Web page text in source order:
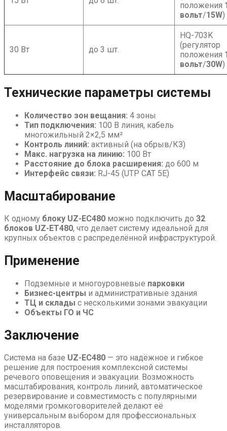
положения
вольт/15W)
30 Вт до 3 шт.
HQ-703K
(регулятор
положения
вольт/30W)
Технические параметры системы
Количество зон вещания: 4 зоны
Тип подключения: 100 В линия, кабель
многожильный 2×2,5 мм²
Контроль линий: активный (на обрыв/КЗ)
Макс. нагрузка на линию: 100 Вт
Расстояние до блока расширения: до 600 м
Интерфейс связи: RJ-45 (UTP CAT 5E)
Масштабирование
К одному блоку UZ-EC480 можно подключить до 32
блоков UZ-ET480, что делает систему идеальной для
крупных объектов с распределённой инфраструктурой.
Применение
Подземные и многоуровневые парковки
Бизнес-центры и административные здания
ТЦ и склады с несколькими зонами эвакуации
Объекты ГО и ЧС
Заключение
Система на базе UZ-EC480 — это надёжное и гибкое
решение для построения комплексной системы
речевого оповещения и эвакуации. Возможность
масштабирования, контроль линий, автоматическое
резервирование и совместимость с популярными
моделями громкоговорителей делают её
универсальным выбором для профессиональных
инсталляторов.